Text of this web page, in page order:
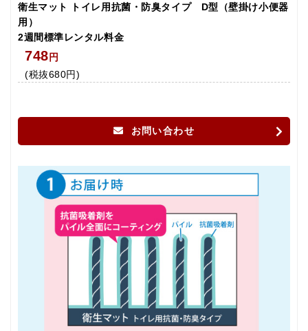
衛生マット トイレ用抗菌・防臭タイプ D型（壁掛け小便器
用）
2週間標準レンタル料金
748 円
(税抜680円)
お問い合わせ